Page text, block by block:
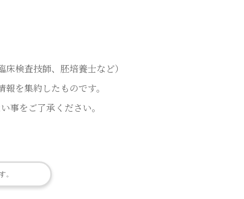
検査技師、胚培養士など）
を集約したものです。
事をご了承ください。
。